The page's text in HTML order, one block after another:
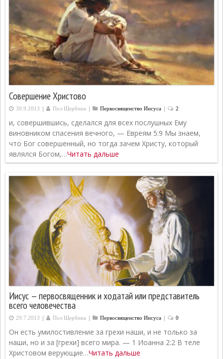
Совершение Христово
30.9.2013 | Пол Щербина | Первосвященcтво Иисуса | 2
и, совершившись, сделался для всех послушных Ему
виновником спасения вечного, — Евреям 5:9 Мы знаем,
что Бог совершенный, но тогда зачем Христу, который
являлся Богом,…Читать дальше
Иисус — первосвященник и ходатай или представитель
всего человечества
29.7.2013 | Пол Щербина | Первосвященcтво Иисуса | 0
Он есть умилостивление за грехи наши, и не только за
наши, но и за [грехи] всего мира. — 1 Иоанна 2:2 В теле
Христовом верующие…Читать дальше